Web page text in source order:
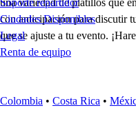
con anticipación para discutir
que se ajuste a tu evento.
Ciudades Disponibles
Legal
Renta de equipo
Colombia • Costa Rica •